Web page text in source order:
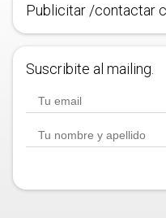
Publicitar /contactar
Suscribite al mailing.